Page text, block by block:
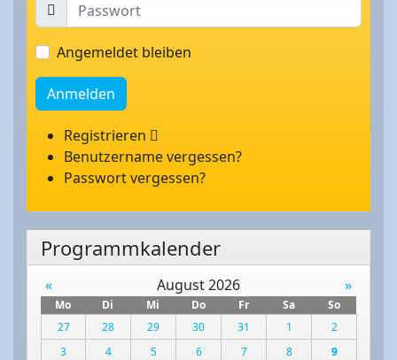
Angemeldet bleiben
Anmelden
Registrieren
Benutzername vergessen?
Passwort vergessen?
Programmkalender
« August 2026 »
Mo Di Mi Do Fr Sa
So
27
28 29 30 31 1
2
3
4 5 6 7 8
9